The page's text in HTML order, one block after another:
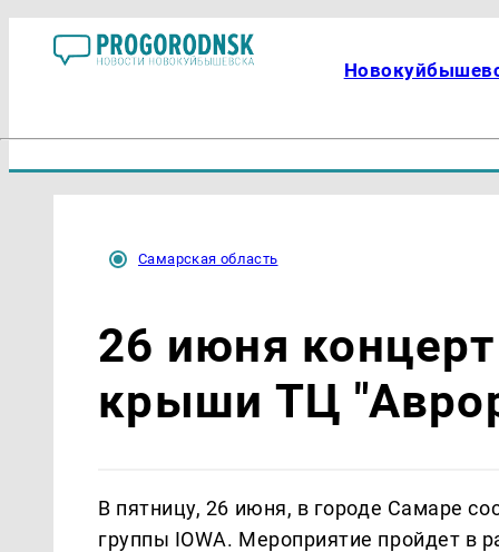
Самарская область
26 июня концерт
крыши ТЦ
В пятницу, 26 июня, в городе Самаре
группы IOWA. Мероприятие пройдет в